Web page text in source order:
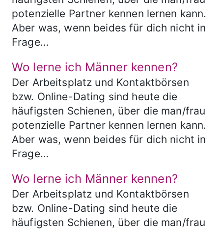
potenzielle Partner kennen lernen kann.
Aber was, wenn beides für dich nicht in
Frage…
Wo lerne ich Männer kennen?
Der Arbeitsplatz und Kontaktbörsen
bzw. Online-Dating sind heute die
häufigsten Schienen, über die man/frau
potenzielle Partner kennen lernen kann.
Aber was, wenn beides für dich nicht in
Frage…
Wo lerne ich Männer kennen?
Der Arbeitsplatz und Kontaktbörsen
bzw. Online-Dating sind heute die
häufigsten Schienen, über die man/frau